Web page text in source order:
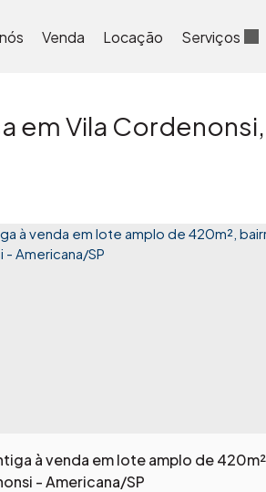
Serviços
Locação
Venda
em Vila
à venda em lote amplo de
- Americana/SP